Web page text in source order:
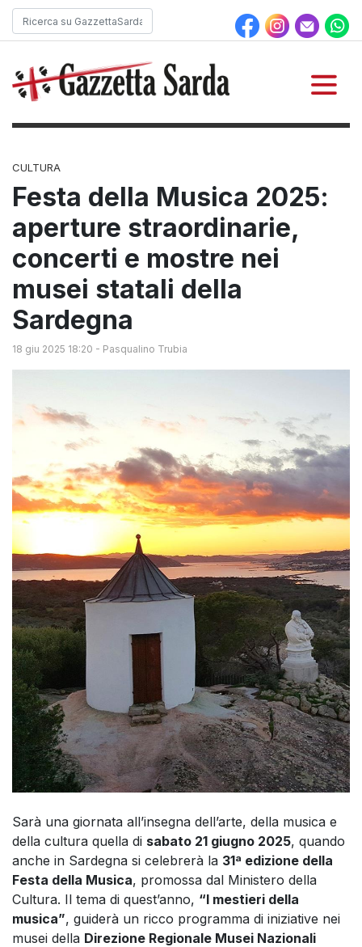
CULTURA
Festa della Musica 2025:
aperture straordinarie,
concerti e mostre nei
musei statali della
Sardegna
18 giu 2025 18:20 - Pasqualino Trubia
Sarà una giornata all’insegna dell’arte, della musica e
della cultura quella di sabato 21 giugno 2025, quando
anche in Sardegna si celebrerà la 31ª edizione della
Festa della Musica, promossa dal Ministero della
Cultura. Il tema di quest’anno, “I mestieri della
musica”, guiderà un ricco programma di iniziative nei
musei della Direzione Regionale Musei Nazionali